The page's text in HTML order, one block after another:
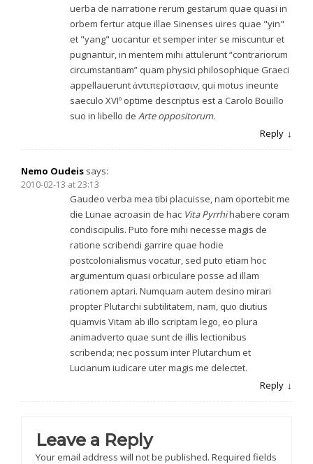
uerba de narratione rerum gestarum quae quasi in
orbem fertur atque illae Sinenses uires quae "yin"
et "yang" uocantur et semper inter se miscuntur et
pugnantur, in mentem mihi attulerunt “contrariorum
circumstantiam” quam physici philosophique Graeci
appellauerunt ἀντιπερίστασιν, qui motus ineunte
saeculo XVIº optime descriptus est a Carolo Bouillo
suo in libello de Arte oppositorum.
Reply
Nemo Oudeis says:
2010-02-13 at 23:13
Gaudeo verba mea tibi placuisse, nam oportebit me
die Lunae acroasin de hac Vita Pyrrhihabere coram
condiscipulis. Puto fore mihi necesse magis de
ratione scribendi garrire quae hodie
postcolonialismus vocatur, sed puto etiam hoc
argumentum quasi orbiculare posse ad illam
rationem aptari. Numquam autem desino mirari
propter Plutarchi subtilitatem, nam, quo diutius
quamvis Vitam ab illo scriptam lego, eo plura
animadverto quae sunt de illis lectionibus
scribenda; nec possum inter Plutarchum et
Lucianum iudicare uter magis me delectet.
Reply
Leave a Reply
Your email address will not be published. Required fields